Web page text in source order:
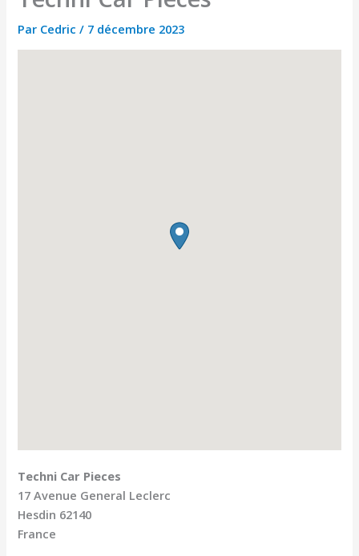
Par Cedric/ 7 décembre 2023
Techni Car Pieces
17 Avenue General Leclerc
Hesdin 62140
France